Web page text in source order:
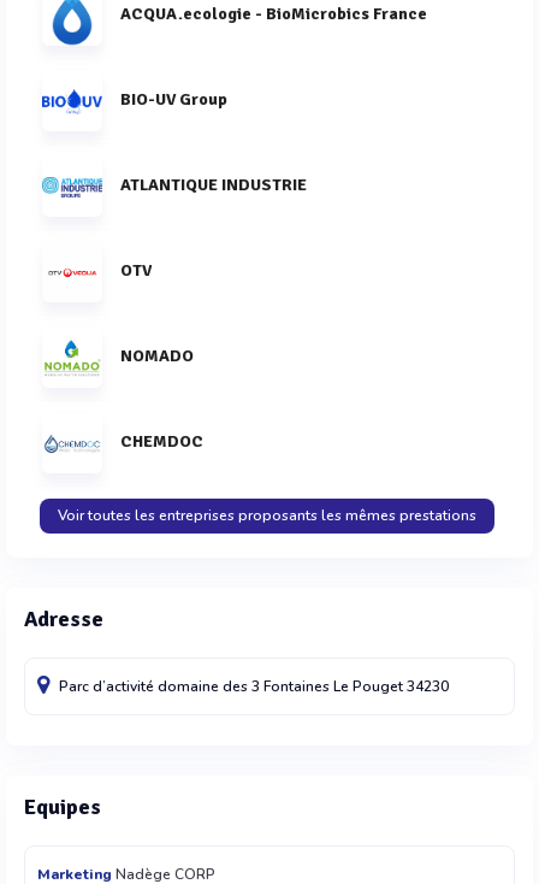
ACQUA.ecologie - BioMicrobics France
BIO-UV Group
ATLANTIQUE INDUSTRIE
OTV
NOMADO
CHEMDOC
Voir toutes les entreprises proposants les mêmes prestations
Adresse
Parc d’activité domaine des 3 FontainesLe Pouget34230
Equipes
Marketing Nadège CORP